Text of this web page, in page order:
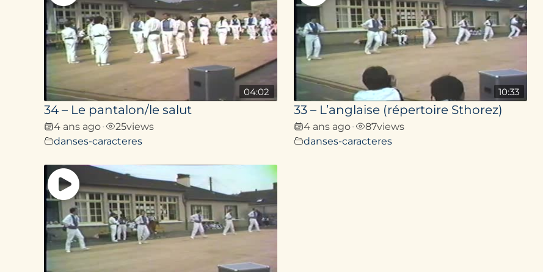
04:02
34 – Le pantalon/le salut
4 ans ago• 25views
danses-caracteres
10:33
33 – L’anglaise (répertoire Sthorez)
4 ans ago• 87views
danses-caracteres